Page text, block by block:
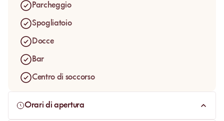
Parcheggio
Spogliatoio
Docce
Bar
Centro di soccorso
Orari di apertura